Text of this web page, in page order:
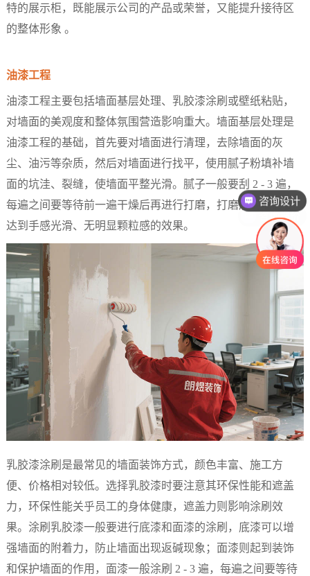
特的展示柜，既能展示公司的产品或荣誉，又能提升接待区
的整体形象 。​
油漆工程​
油漆工程主要包括墙面基层处理、乳胶漆涂刷或壁纸粘贴，
对墙面的美观度和整体氛围营造影响重大。墙面基层处理是
油漆工程的基础，首先要对墙面进行清理，去除墙面的灰
尘、油污等杂质，然后对墙面进行找平，使用腻子粉填补墙
面的坑洼、裂缝，使墙面平整光滑。腻子一般要刮 2 - 3 遍，
每遍之间要等待前一遍干燥后再进行打磨，打磨后的墙面要
达到手感光滑、无明显颗粒感的效果。​
乳胶漆涂刷是最常见的墙面装饰方式，颜色丰富、施工方
便、价格相对较低。选择乳胶漆时要注意其环保性能和遮盖
力，环保性能关乎员工的身体健康，遮盖力则影响涂刷效
果。涂刷乳胶漆一般要进行底漆和面漆的涂刷，底漆可以增
强墙面的附着力，防止墙面出现返碱现象；面漆则起到装饰
和保护墙面的作用，面漆一般涂刷 2 - 3 遍，每遍之间要等待
咨询报价